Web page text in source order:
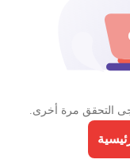
التحقق مرة أخرى.